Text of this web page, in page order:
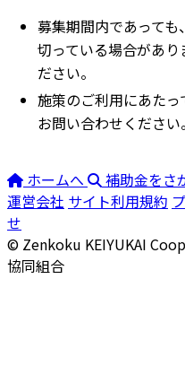
募集期間内であって
切っている場合があり
ださい。
施策のご利用にあた
お問い合わせください。
ホームへ
補助金をさ
運営会社 サイト利用規約
せ
© Zenkoku KEIYUKAI
協同組合